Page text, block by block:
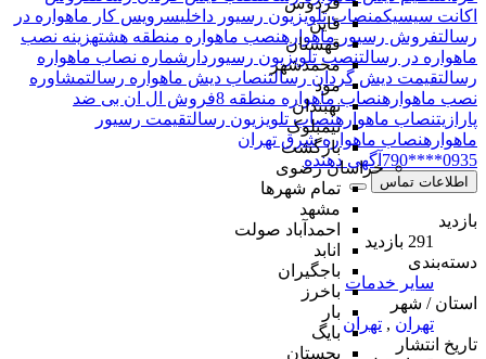
قاین
قهستان
محمدشهر
مود
نهبندان
نیمبلوک
بازگشت
خراسان رضوی
تمام شهر‌ها
مشهد
احمدآباد صولت
انابد
باجگیران
باخرز
بار
بایگ
بجستان
اکانت سیسیکمنصاب تلویزیون رسیور داخلیسرویس کار ماهواره در
رسالتفروش رسیور ماهوارهنصب ماهواره منطقه هشتهزینه نصب
ماهواره در رسالتنصب تلویزیون رسیوردار شماره نصاب ماهواره
رسالتقیمت دیش گردان رسالتنصاب دیش ماهواره رسالتمشاوره
نصب ماهوارهنصاب ماهواره منطقه 8 فروش ال ان بی ضد
پارازیتنصاب ماهوارهنصاب تلویزیون رسالتقیمت رسیور
ماهوارهنصاب ماهواره شرق تهران
0935****790
آگهی دهنده
اطلاعات تماس
بازدید
291 بازدید
دسته‌بندی
سایر خدمات
استان / شهر
تهران, تهران
تاریخ انتشار